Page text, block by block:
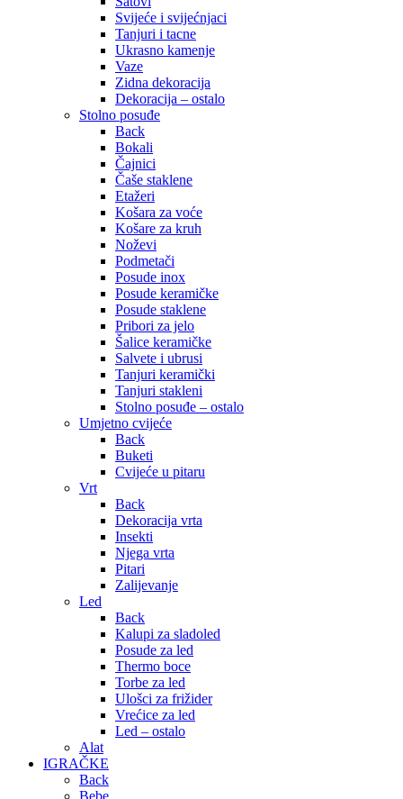
Svijeće i svijećnjaci
Tanjuri i tacne
Ukrasno kamenje
Vaze
Zidna dekoracija
Dekoracija – ostalo
Stolno posuđe
Back
Bokali
Čajnici
Čaše staklene
Etažeri
Košara za voće
Košare za kruh
Noževi
Podmetači
Posude inox
Posude keramičke
Posude staklene
Pribori za jelo
Šalice keramičke
Salvete i ubrusi
Tanjuri keramički
Tanjuri stakleni
Stolno posuđe – ostalo
Umjetno cvijeće
Back
Buketi
Cvijeće u pitaru
Vrt
Back
Dekoracija vrta
Insekti
Njega vrta
Pitari
Zalijevanje
Led
Back
Kalupi za sladoled
Posude za led
Thermo boce
Torbe za led
Ulošci za frižider
Vrećice za led
Led – ostalo
Alat
IGRAČKE
Back
Bebe